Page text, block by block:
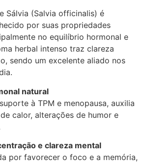
Sálvia (Salvia officinalis) é
por suas propriedades
no equilíbrio hormonal e
herbal intenso traz clareza
sendo um excelente aliado nos
natural
à TPM e menopausa, auxilia
calor, alterações de humor e
e clareza mental
por favorecer o foco e a memória,